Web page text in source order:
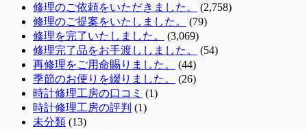
修理のご依頼をいただきました。
(2,758)
修理のご提案をいたしました。
(79)
修理を完了いたしました。
(3,069)
修理完了品をお手渡ししました。
(54)
再修理をご用命賜りました。
(44)
季節のお便りを綴りました。
(26)
時計修理工房の口コミ (1)
時計修理工房の評判 (1)
未分類 (13)